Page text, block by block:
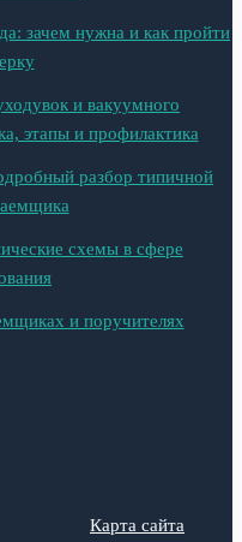
зачем нужна и как пройти
и вакуумного
этапы и профилактика
разбор типичной
схемы в сфере
и поручителях
Карта сайта